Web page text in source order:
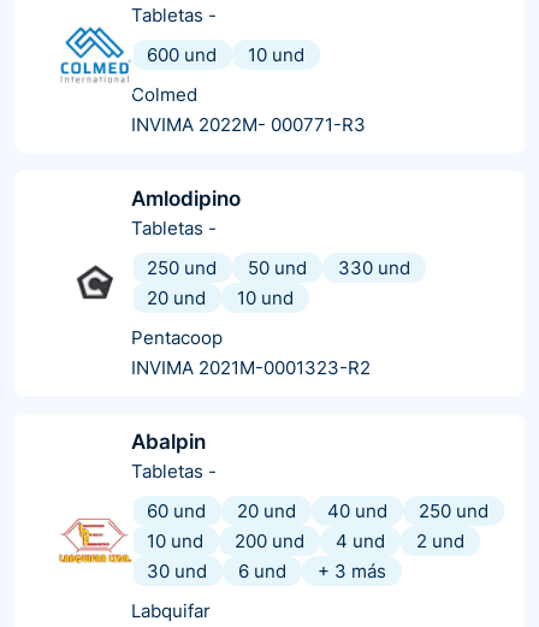
Tabletas -
600 und
10 und
Colmed
INVIMA 2022M- 000771-R3
Amlodipino
Tabletas -
250 und
50 und
330 und
20 und
10 und
Pentacoop
INVIMA 2021M-0001323-R2
Abalpin
Tabletas -
60 und
20 und 40 und
250 und
10 und
200 und 4 und
2 und
30 und
6 und + 3 más
Labquifar